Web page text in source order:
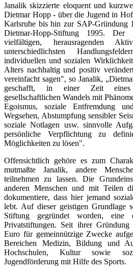
Janalik skizzierte eloquent und
Dietmar Hopp - über die Jugend in
Karlsruhe bis hin zur SAP-Gründung
Dietmar-Hopp-Stiftung 1995. Der
vielfältigen, herausragenden
unterschiedlichsten
individuellen und sozialen
Alters nachhaltig und positiv
vereinfacht sagen", so Janalik,
geschafft, in einer Zeit eines
gesellschaftlichen Wandels mit
Egoismus, soziale Entfremdung
Wegsehen, Abstumpfung sensibler
soziale Notlagen usw. sinnvolle
persönliche Verpflichtung zu
Möglichkeiten zu lösen".
Offensichtlich gehöre es zum
mutmaßte Janalik, andere
teilnehmen zu lassen. Die
anderen Menschen und mit Teilen
dokumentiere, dass hier jemand
lebt. Auf dieser geistigen Grundlage
Stiftung gegründet worden, eine
Privatstiftungen. Seit ihrer
Euro für gemeinnützige Zwecke
Bereichen Medizin, Bildung und
Hochschulen, Kultur sowie
Jugendförderung mit Hilfe des Sports.